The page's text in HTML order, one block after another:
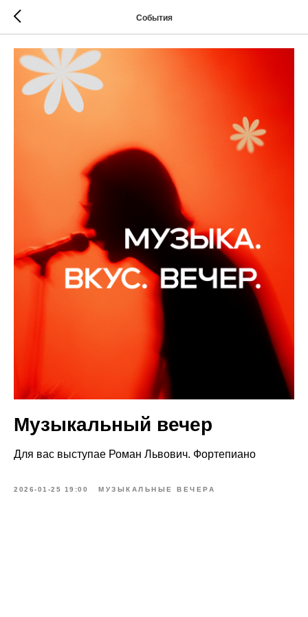
События
Музыкальный вечер
Для вас выступае Роман Львович. Фортепиано
2026-01-25 19:00 МУЗЫКАЛЬНЫЕ ВЕЧЕРА